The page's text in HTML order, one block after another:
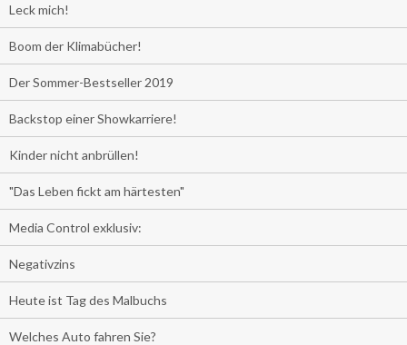
Leck mich!
Boom der Klimabücher!
Der Sommer-Bestseller 2019
Backstop einer Showkarriere!
Kinder nicht anbrüllen!
"Das Leben fickt am härtesten"
Media Control exklusiv:
Negativzins
Heute ist Tag des Malbuchs
Welches Auto fahren Sie?